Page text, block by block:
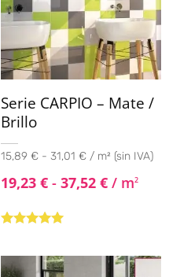
Serie CARPIO – Mate /
Brillo
15,89 € - 31,01 € / m² (sin IVA)
19,23 € - 37,52 € / m2
5